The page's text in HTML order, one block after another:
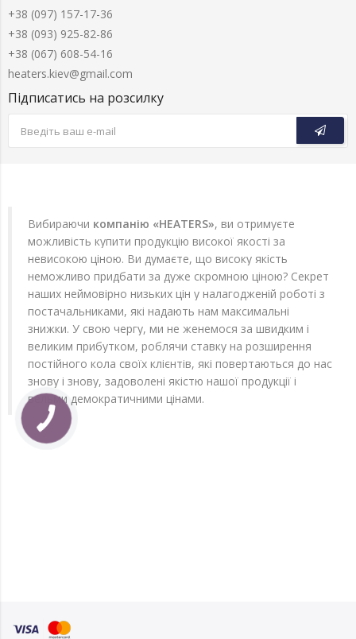
+38 (097) 157-17-36
+38 (093) 925-82-86
+38 (067) 608-54-16
heaters.kiev@gmail.com
Підписатись на розсилку
Вибираючи компанію «HEATERS», ви отримуєте
можливість купити продукцію високої якості за
невисокою ціною. Ви думаєте, що високу якість
неможливо придбати за дуже скромною ціною? Секрет
наших неймовірно низьких цін у налагодженій роботі з
постачальниками, які надають нам максимальні
знижки. У свою чергу, ми не женемося за швидким і
великим прибутком, роблячи ставку на розширення
постійного кола своїх клієнтів, які повертаються до нас
знову і знову, задоволені якістю нашої продукції і
вельми демократичними цінами.